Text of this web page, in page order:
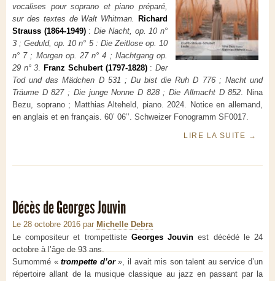
vocalises pour soprano et piano préparé,
sur des textes de Walt Whitman.
Richard
Strauss (1864-1949) :Die Nacht, op. 10 n°
3 ; Geduld, op. 10 n° 5 : Die Zeitlose op. 10
n° 7 ; Morgen op. 27 n° 4 ; Nachtgang op.
29 n° 3. Franz Schubert (1797-1828) :Der
Tod und das Mädchen D 531 ; Du bist die Ruh D 776 ; Nacht und
Träume D 827 ; Die junge Nonne D 828 ; Die Allmacht D 852. Nina
Bezu, soprano ; Matthias Alteheld, piano. 2024. Notice en allemand,
en anglais et en français. 60’ 06’’. Schweizer Fonogramm SF0017.
LIRE LA SUITE →
Décès de Georges Jouvin
Le 28 octobre 2016 par Michelle Debra
Le compositeur et trompettiste Georges Jouvinest décédé le 24
octobre à l’âge de 93 ans.
Surnommé «trompette d’or», il avait mis son talent au service d’un
répertoire allant de la musique classique au jazz en passant par la